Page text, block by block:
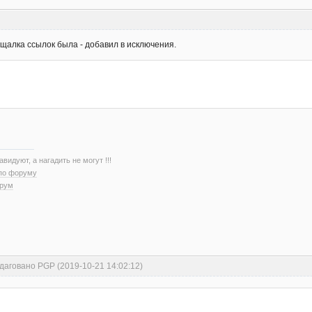
ссылок была - добавил в исключения.
а нагадить не могут !!!
форуму
PGP (2019-10-21 14:02:12)